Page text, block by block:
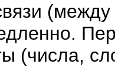
(числа,